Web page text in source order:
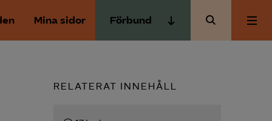
Mina sidor Förbund
Almega Utbildning
RELATERAT INNEHÅLL